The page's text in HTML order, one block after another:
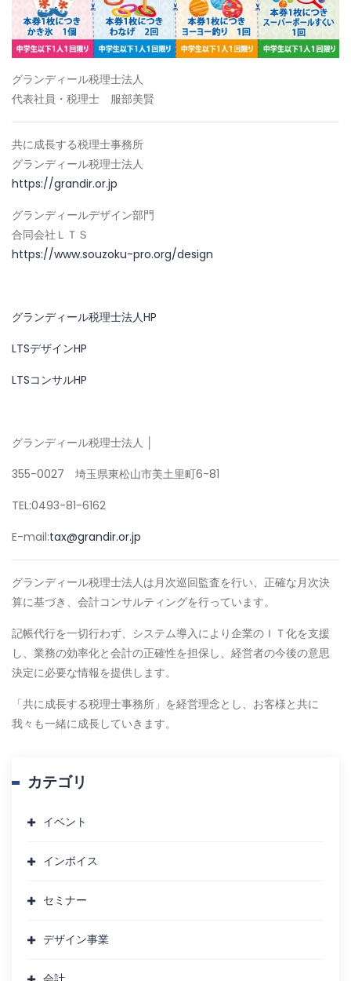
グランディール税理士法人
代表社員・税理士 服部美賢
共に成長する税理士事務所
グランディール税理士法人
https://grandir.or.jp
グランディールデザイン部門
合同会社ＬＴＳ
https://www.souzoku-pro.org/design
グランディール税理士法人HP
LTSデザインHP
LTSコンサルHP
グランディール税理士法人 │
355-0027 埼玉県東松山市美土里町6-81
TEL:0493-81-6162
E-mail:tax@grandir.or.jp
グランディール税理士法人は月次巡回監査を行い、正確な月次決
算に基づき、会計コンサルティングを行っています。
記帳代行を一切行わず、システム導入により企業のＩＴ化を支援
し、業務の効率化と会計の正確性を担保し、経営者の今後の意思
決定に必要な情報を提供します。
「共に成長する税理士事務所」を経営理念とし、お客様と共に
我々も一緒に成長していきます。
カテゴリ
イベント
インボイス
セミナー
デザイン事業